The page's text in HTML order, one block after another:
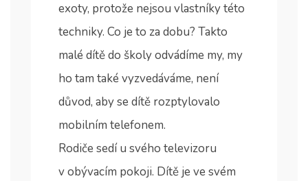
exoty, protože nejsou vlastníky této
techniky. Co je to za dobu? Takto
malé dítě do školy odvádíme my, my
ho tam také vyzvedáváme, není
důvod, aby se dítě rozptylovalo
mobilním telefonem.
Rodiče sedí u svého televizoru
v obývacím pokoji. Dítě je ve svém